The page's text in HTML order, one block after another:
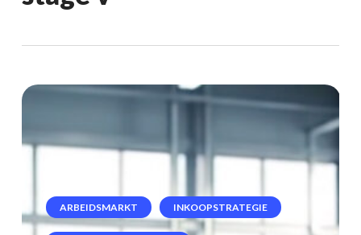
Modern
demonstraties
België:ARBEIDSMARKT INKOOPSTRATEGIE